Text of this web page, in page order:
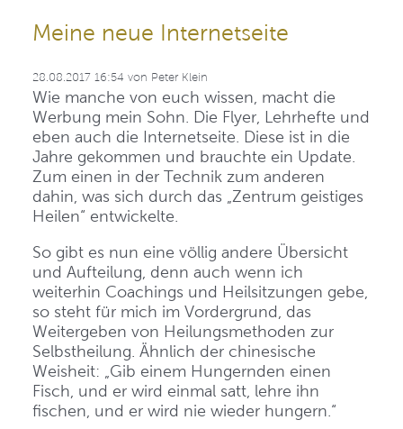
Meine neue Internetseite
28.08.2017 16:54 von Peter Klein
Wie manche von euch wissen, macht die
Werbung mein Sohn. Die Flyer, Lehrhefte und
eben auch die Internetseite. Diese ist in die
Jahre gekommen und brauchte ein Update.
Zum einen in der Technik zum anderen
dahin, was sich durch das „Zentrum geistiges
Heilen“ entwickelte.
So gibt es nun eine völlig andere Übersicht
und Aufteilung, denn auch wenn ich
weiterhin Coachings und Heilsitzungen gebe,
so steht für mich im Vordergrund, das
Weitergeben von Heilungsmethoden zur
Selbstheilung. Ähnlich der chinesische
Weisheit: „Gib einem Hungernden einen
Fisch, und er wird einmal satt, lehre ihn
fischen, und er wird nie wieder hungern.“